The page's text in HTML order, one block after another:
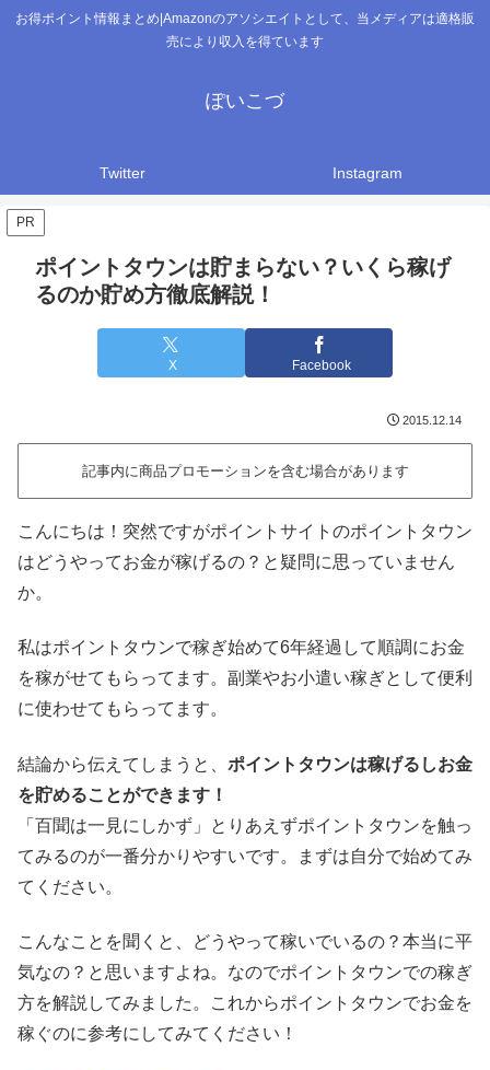
お得ポイント情報まとめ|Amazonのアソシエイトとして、当メディアは適格販
売により収入を得ています
ぽいこづ
Twitter Instagram
PR
ポイントタウンは貯まらない？いくら稼げ
るのか貯め方徹底解説！
X Facebook
2015.12.14
記事内に商品プロモーションを含む場合があります
こんにちは！突然ですがポイントサイトのポイントタウン
はどうやってお金が稼げるの？と疑問に思っていません
か。
私はポイントタウンで稼ぎ始めて6年経過して順調にお金
を稼がせてもらってます。副業やお小遣い稼ぎとして便利
に使わせてもらってます。
結論から伝えてしまうと、 ポイントタウンは稼げるしお金
を貯めることができます！
「百聞は一見にしかず」とりあえずポイントタウンを触っ
てみるのが一番分かりやすいです。まずは自分で始めてみ
てください。
こんなことを聞くと、どうやって稼いでいるの？本当に平
気なの？と思いますよね。なのでポイントタウンでの稼ぎ
方を解説してみました。これからポイントタウンでお金を
稼ぐのに参考にしてみてください！